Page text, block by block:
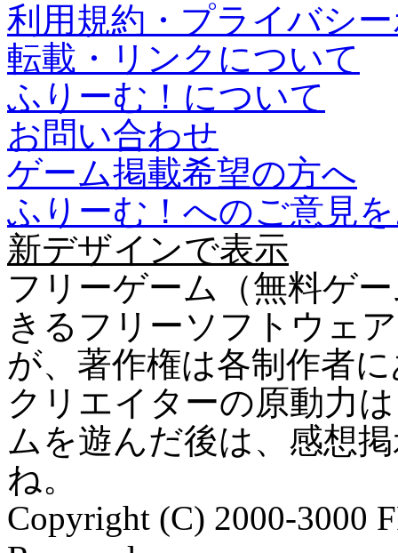
利用規約・プライバシ
転載・リンクについて
ふりーむ！について
お問い合わせ
ゲーム掲載希望の方へ
ふりーむ！へのご意見
新デザインで表示
フリーゲーム（無料ゲ
きるフリーソフトウェ
が、著作権は各制作者
クリエイターの原動力
ムを遊んだ後は、感想
ね。
Copyright (C) 2000-3000